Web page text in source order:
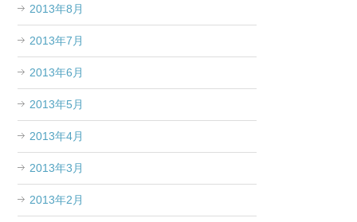
2013年8月
2013年7月
2013年6月
2013年5月
2013年4月
2013年3月
2013年2月